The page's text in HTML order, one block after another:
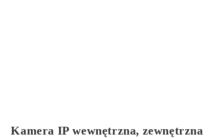
Kamera IP wewnętrzna, zewnętrzna